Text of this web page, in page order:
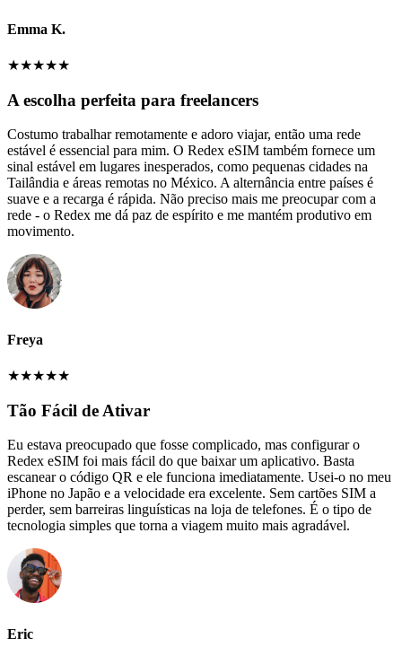
Emma K.
★★★★★
A escolha perfeita para freelancers
Costumo trabalhar remotamente e adoro viajar, então uma rede
estável é essencial para mim. O Redex eSIM também fornece um
sinal estável em lugares inesperados, como pequenas cidades na
Tailândia e áreas remotas no México. A alternância entre países é
suave e a recarga é rápida. Não preciso mais me preocupar com a
rede - o Redex me dá paz de espírito e me mantém produtivo em
movimento.
Freya
★★★★★
Tão Fácil de Ativar
Eu estava preocupado que fosse complicado, mas configurar o
Redex eSIM foi mais fácil do que baixar um aplicativo. Basta
escanear o código QR e ele funciona imediatamente. Usei-o no meu
iPhone no Japão e a velocidade era excelente. Sem cartões SIM a
perder, sem barreiras linguísticas na loja de telefones. É o tipo de
tecnologia simples que torna a viagem muito mais agradável.
Eric